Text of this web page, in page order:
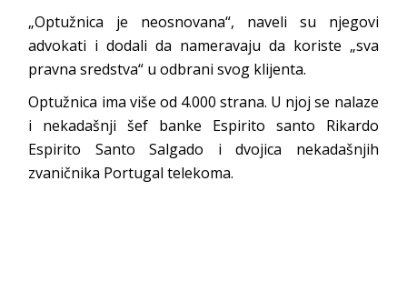
„Optužnica je neosnovana“, naveli su njegovi
advokati i dodali da nameravaju da koriste „sva
pravna sredstva“ u odbrani svog klijenta.
Optužnica ima više od 4.000 strana. U njoj se nalaze
i nekadašnji šef banke Espirito santo Rikardo
Espirito Santo Salgado i dvojica nekadašnjih
zvaničnika Portugal telekoma.